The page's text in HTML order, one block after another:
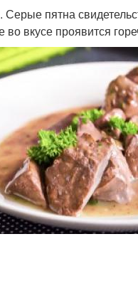
пятна
вкусе проявится